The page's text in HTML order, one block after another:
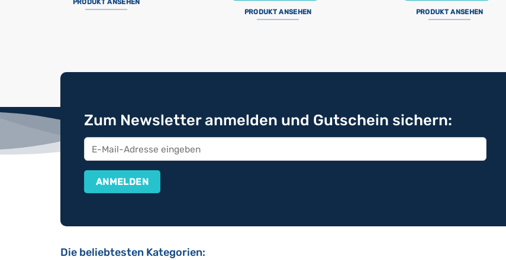
PRODUKT ANSEHEN
PRODUKT ANSEHEN PRODUKT ANSEHEN
Zum Newsletter anmelden und Gutschein sichern:
Die beliebtesten Kategorien: